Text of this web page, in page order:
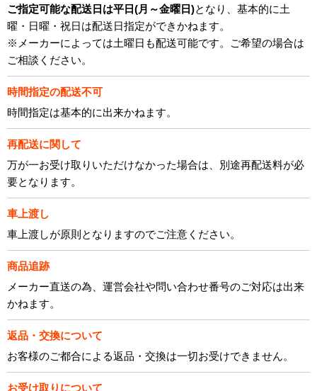
ご指定可能な配送日は平日(月～金曜日)となり、基本的に土
曜・日曜・祝日は配送日指定ができかねます。
※メーカーによっては土曜日も配送可能です。ご希望の場合は
ご相談ください。
時間指定の配送不可
時間指定は基本的に出来かねます。
再配送に関して
万が一お受け取りいただけなかった場合は、別途再配送料が必
要となります。
車上渡し
車上渡しが原則となりますのでご注意ください。
商品追跡
メーカー直送の為、運営会社や問い合わせ番号のご対応は出来
かねます。
返品・交換について
お客様のご都合による返品・交換は一切お受けできません。
お受け取りについて